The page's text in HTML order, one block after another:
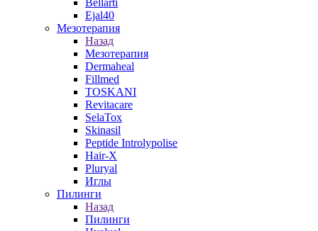
Bellarti
Ejal40
Мезотерапия
Назад
Мезотерапия
Dermaheal
Fillmed
TOSKANI
Revitacare
SelaTox
Skinasil
Peptide Introlypolise
Hair-X
Pluryal
Иглы
Пилинги
Назад
Пилинги